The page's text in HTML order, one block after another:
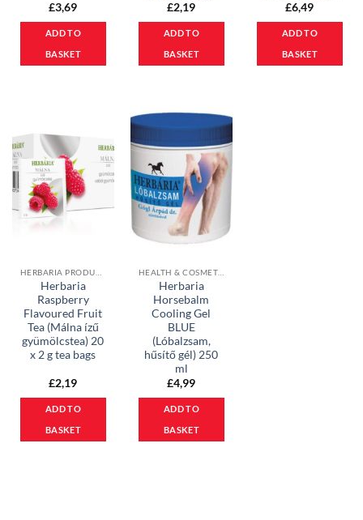
£3,69
ADD TO
BASKET
£2,19
ADD TO
BASKET
£6,49
ADD TO
BASKET
Herbaria
Raspberry
Flavoured Fruit
Tea (Málna ízű
gyümölcstea) 20
x 2 g tea bags
£2,19
ADD TO
BASKET
Herbaria
Horsebalm
Cooling Gel
BLUE
(Lóbalzsam,
hűsítő gél) 250
ml
£4,99
ADD TO
BASKET